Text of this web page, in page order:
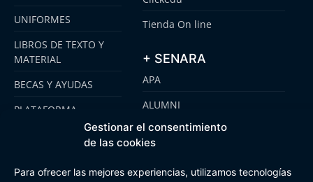
Gestionar el consentimiento
de las cookies
Para ofrecer las mejores experiencias, utilizamos tecnologías
UNIFORMES
LIBROS DE TEXTO Y
MATERIAL
BECAS Y AYUDAS
PLATAFORMA
EMOOTI COLEGIOS
Tienda On line
+ SENARA
APA
ALUMNI
SENARA SENIOR